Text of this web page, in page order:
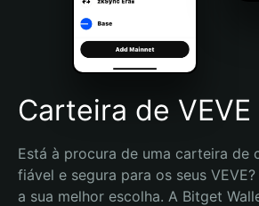
Português (Brasil)
Español (Argentina)
Carteira de VEVE
Está à procura de uma carteira de
fiável e segura para os seus
a sua melhor escolha. A Bitget